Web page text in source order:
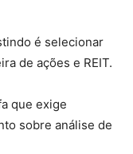
é selecionar
de ações e REIT.
que exige
sobre análise de